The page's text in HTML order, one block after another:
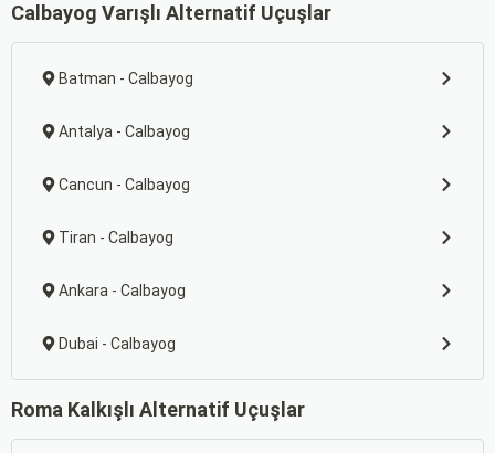
Calbayog Varışlı Alternatif Uçuşlar
Batman - Calbayog
Antalya - Calbayog
Cancun - Calbayog
Tiran - Calbayog
Ankara - Calbayog
Dubai - Calbayog
Roma Kalkışlı Alternatif Uçuşlar